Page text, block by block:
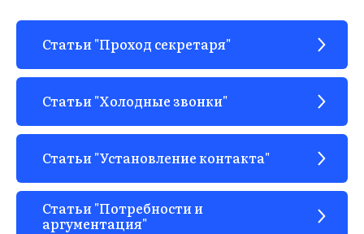
Статьи "Проход секретаря"
Статьи "Холодные звонки"
Статьи "Установление контакта"
Статьи "Потребности и
аргументация"